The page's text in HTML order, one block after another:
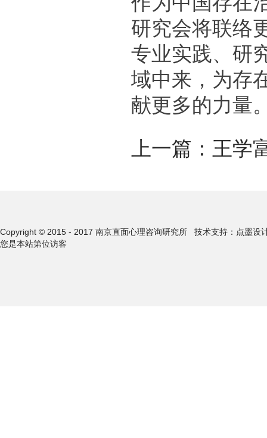
研究会将联络
专业实践、研
域中来，为存
献更多的力量
上一篇： 王学
Copyright © 2015 - 2017 南京直面心理咨询研究所 技术支持：点墨设
您是本站第位访客